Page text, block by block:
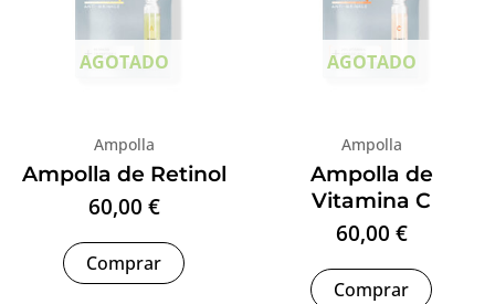
AGOTADO
Ampolla
Ampolla de Retinol
60,00 €
Comprar
AGOTADO
Ampolla
Ampolla de
Vitamina C
60,00 €
Comprar